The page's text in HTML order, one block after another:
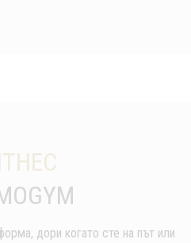
дори когато сте на път или